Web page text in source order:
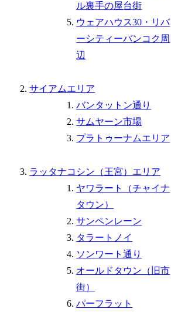
ル裏手の屋台街
ウェアハウス30・リバ
ーシティーバンコク周
辺
サイアムエリア
バンタットン通り
サムヤーン市場
プラトゥーナムエリア
ラッタナコシン（王宮）エリア
ヤワラート（チャイナ
タウン）
サンペンレーン
タラートノイ
ソンワート通り
オールドタウン（旧市
街）
パーフラット